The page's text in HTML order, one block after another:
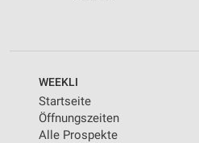
WEEKLI
Startseite
Öffnungszeiten
Alle Prospekte